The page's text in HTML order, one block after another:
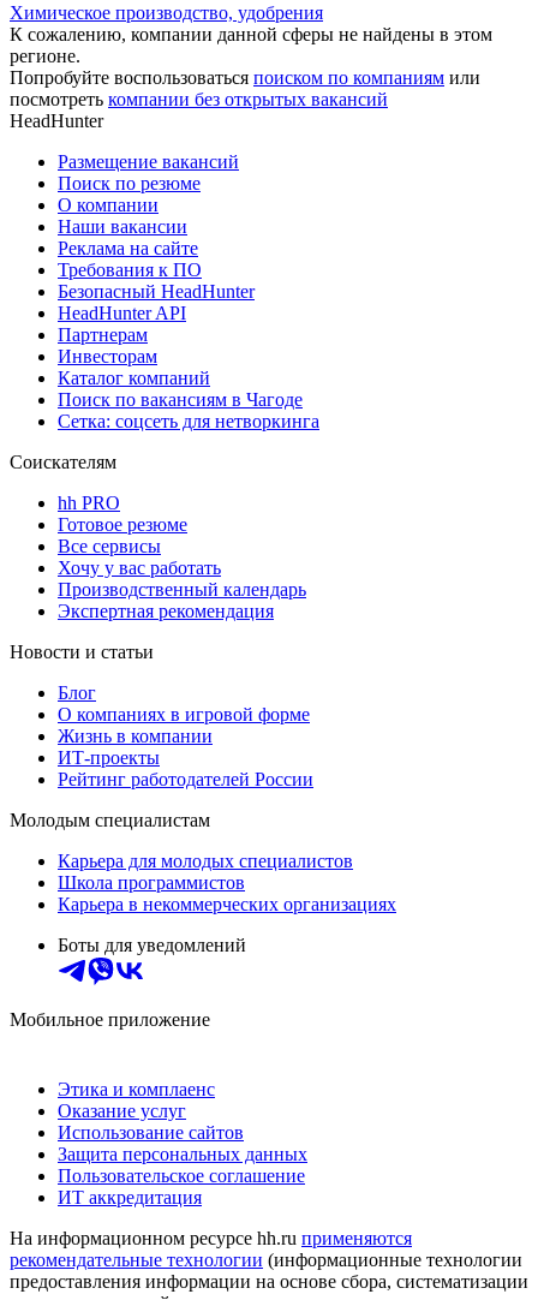
Химическое производство, удобрения
К сожалению, компании данной сферы не найдены в этом
регионе.
Попробуйте воспользоваться поиском по компаниям или
посмотреть компании без открытых вакансий
HeadHunter
Размещение вакансий
Поиск по резюме
О компании
Наши вакансии
Реклама на сайте
Требования к ПО
Безопасный HeadHunter
HeadHunter API
Партнерам
Инвесторам
Каталог компаний
Поиск по вакансиям в Чагоде
Сетка: соцсеть для нетворкинга
Соискателям
hh PRO
Готовое резюме
Все сервисы
Хочу у вас работать
Производственный календарь
Экспертная рекомендация
Новости и статьи
Блог
О компаниях в игровой форме
Жизнь в компании
ИТ-проекты
Рейтинг работодателей России
Молодым специалистам
Карьера для молодых специалистов
Школа программистов
Карьера в некоммерческих организациях
Боты для уведомлений
Мобильное приложение
Этика и комплаенс
Оказание услуг
Использование сайтов
Защита персональных данных
Пользовательское соглашение
ИТ аккредитация
На информационном ресурсе hh.ru применяются
рекомендательные технологии (информационные технологии
предоставления информации на основе сбора, систематизации